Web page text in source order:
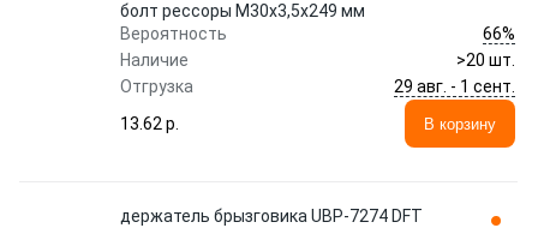
болт рессоры M30x3,5х249 мм
Вероятность
66%
Наличие
>20 шт.
Отгрузка
29 авг. - 1 сент.
13.62 p.
В корзину
держатель брызговика UBP-7274 DFT